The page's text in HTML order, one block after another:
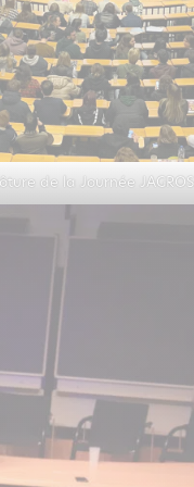
de la Journée JAGROS